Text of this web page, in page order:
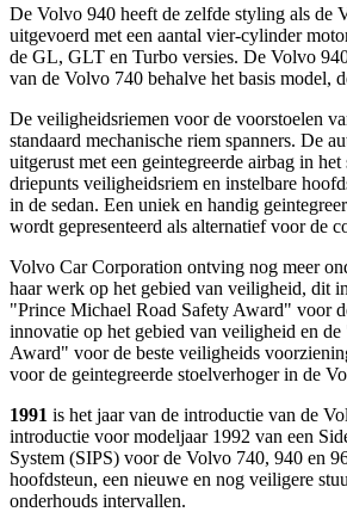
De Volvo 940 heeft de zelfde styling als de
uitgevoerd met een aantal vier-cylinder
de GL, GLT en Turbo versies. De Volvo
van de Volvo 740 behalve het basis model,
De veiligheidsriemen voor de voorstoelen
standaard mechanische riem spanners. De
uitgerust met een geintegreerde airbag in
driepunts veiligheidsriem en instelbare
in de sedan. Een uniek en handig
wordt gepresenteerd als alternatief voor de
Volvo Car Corporation ontving nog meer
haar werk op het gebied van veiligheid, dit
"Prince Michael Road Safety Award" voor
innovatie op het gebied van veiligheid en
Award" voor de beste veiligheids
voor de geintegreerde stoelverhoger in de
1991 is het jaar van de introductie van de
introductie voor modeljaar 1992 van een
System (SIPS) voor de Volvo 740, 940 en
hoofdsteun, een nieuwe en nog veiligere
onderhouds intervallen.